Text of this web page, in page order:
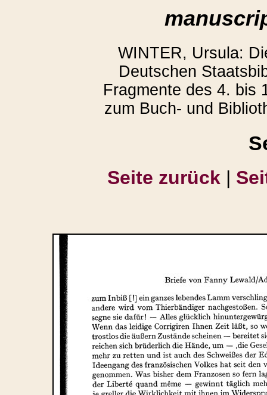
WINTER, Ursula:
Deutschen
Fragmente des 4. bis
zum Buch- und
Seite zurück |